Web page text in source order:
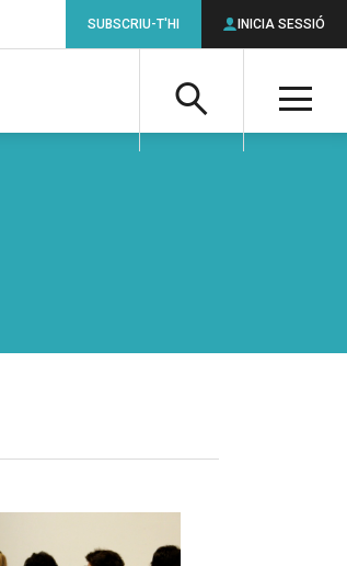
Cerca
SUBSCRIU-T'HI INICIA SESSIÓ